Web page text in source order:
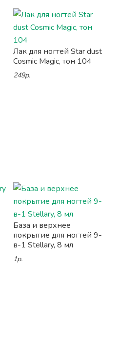
Лак для ногтей Star dust
Cosmic Magic, тон 104
249р.
База и верхнее
покрытие для ногтей 9-
в-1 Stellary, 8 мл
1р.